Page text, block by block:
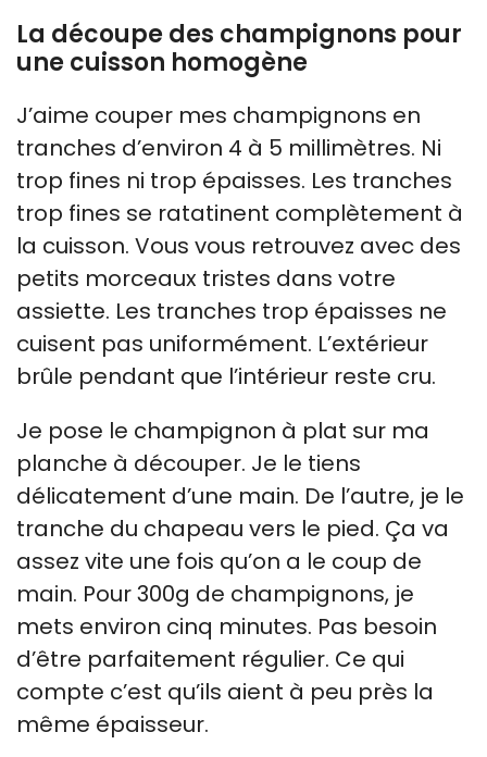
La découpe des champignons pour
une cuisson homogène
J’aime couper mes champignons en
tranches d’environ 4 à 5 millimètres. Ni
trop fines ni trop épaisses. Les tranches
trop fines se ratatinent complètement à
la cuisson. Vous vous retrouvez avec des
petits morceaux tristes dans votre
assiette. Les tranches trop épaisses ne
cuisent pas uniformément. L’extérieur
brûle pendant que l’intérieur reste cru.
Je pose le champignon à plat sur ma
planche à découper. Je le tiens
délicatement d’une main. De l’autre, je le
tranche du chapeau vers le pied. Ça va
assez vite une fois qu’on a le coup de
main. Pour 300g de champignons, je
mets environ cinq minutes. Pas besoin
d’être parfaitement régulier. Ce qui
compte c’est qu’ils aient à peu près la
même épaisseur.